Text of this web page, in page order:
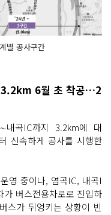
별 공사구간
3.2km 6월 초 착공…2
내곡IC까지 3.2km에 대
신속하게 공사를 시행한
영 중이나, 염곡IC, 내곡I
가 버스전용차로로 진입하
스가 뒤엉키는 상황이 빈